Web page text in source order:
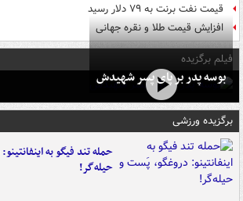
قیمت نفت برنت به ۷۹ دلار رسید
افزایش قیمت طلا و نقره جهانی
فیلم برگزیده
بوسه‌ پدر بر پای پسر شهیدش
برگزیده ورزشی
حمله تند فیگو به
حیله‌گر!